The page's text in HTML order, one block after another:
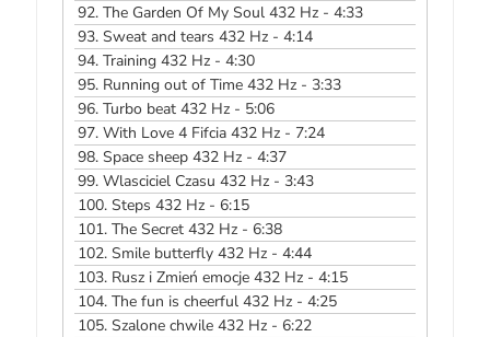
92.The Garden Of My Soul 432 Hz - 4:33
93.Sweat and tears 432 Hz - 4:14
94.Training 432 Hz - 4:30
95. Running out of Time 432 Hz - 3:33
96.Turbo beat 432 Hz - 5:06
97.With Love 4 Fifcia 432 Hz - 7:24
98.Space sheep 432 Hz - 4:37
99.Wlasciciel Czasu 432 Hz - 3:43
100.Steps 432 Hz - 6:15
101.The Secret 432 Hz - 6:38
102.Smile butterfly 432 Hz - 4:44
103. Rusz i Zmień emocje 432 Hz - 4:15
104.The fun is cheerful 432 Hz - 4:25
105.Szalone chwile 432 Hz - 6:22